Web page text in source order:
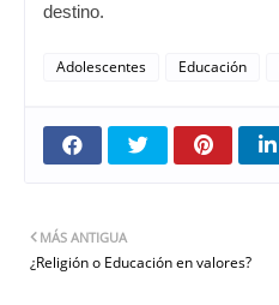
destino.
Adolescentes Educación
MÁS ANTIGUA
¿Religión o Educación en valores?